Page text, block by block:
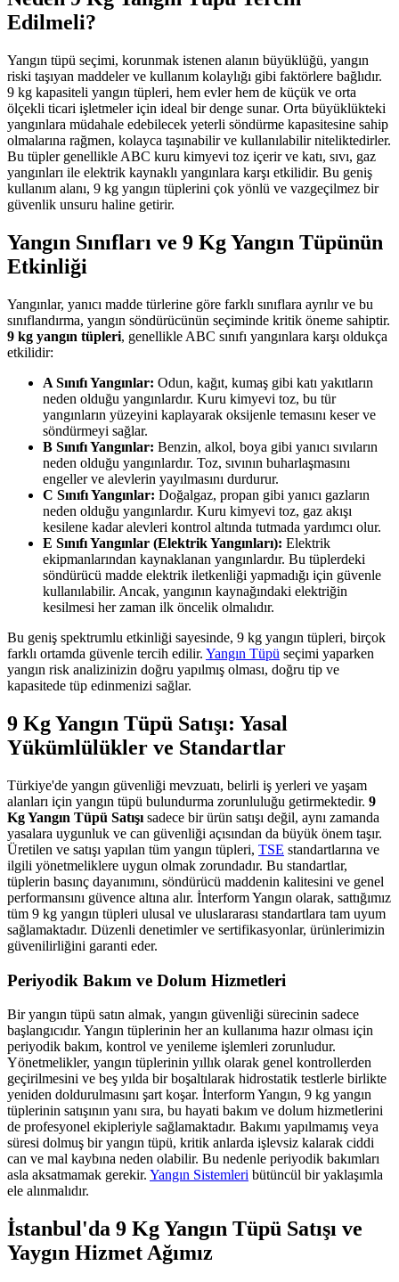
Edilmeli?
Yangın tüpü seçimi, korunmak istenen alanın büyüklüğü, yangın
riski taşıyan maddeler ve kullanım kolaylığı gibi faktörlere bağlıdır.
9 kg kapasiteli yangın tüpleri, hem evler hem de küçük ve orta
ölçekli ticari işletmeler için ideal bir denge sunar. Orta büyüklükteki
yangınlara müdahale edebilecek yeterli söndürme kapasitesine sahip
olmalarına rağmen, kolayca taşınabilir ve kullanılabilir niteliktedirler.
Bu tüpler genellikle ABC kuru kimyevi toz içerir ve katı, sıvı, gaz
yangınları ile elektrik kaynaklı yangınlara karşı etkilidir. Bu geniş
kullanım alanı, 9 kg yangın tüplerini çok yönlü ve vazgeçilmez bir
güvenlik unsuru haline getirir.
Yangın Sınıfları ve 9 Kg Yangın Tüpünün
Etkinliği
Yangınlar, yanıcı madde türlerine göre farklı sınıflara ayrılır ve bu
sınıflandırma, yangın söndürücünün seçiminde kritik öneme sahiptir.
9 kg yangın tüpleri, genellikle ABC sınıfı yangınlara karşı oldukça
etkilidir:
A Sınıfı Yangınlar: Odun, kağıt, kumaş gibi katı yakıtların
neden olduğu yangınlardır. Kuru kimyevi toz, bu tür
yangınların yüzeyini kaplayarak oksijenle temasını keser ve
söndürmeyi sağlar.
B Sınıfı Yangınlar: Benzin, alkol, boya gibi yanıcı sıvıların
neden olduğu yangınlardır. Toz, sıvının buharlaşmasını
engeller ve alevlerin yayılmasını durdurur.
C Sınıfı Yangınlar: Doğalgaz, propan gibi yanıcı gazların
neden olduğu yangınlardır. Kuru kimyevi toz, gaz akışı
kesilene kadar alevleri kontrol altında tutmada yardımcı olur.
E Sınıfı Yangınlar (Elektrik Yangınları): Elektrik
ekipmanlarından kaynaklanan yangınlardır. Bu tüplerdeki
söndürücü madde elektrik iletkenliği yapmadığı için güvenle
kullanılabilir. Ancak, yangının kaynağındaki elektriğin
kesilmesi her zaman ilk öncelik olmalıdır.
Bu geniş spektrumlu etkinliği sayesinde, 9 kg yangın tüpleri, birçok
farklı ortamda güvenle tercih edilir. Yangın Tüpü seçimi yaparken
yangın risk analizinizin doğru yapılmış olması, doğru tip ve
kapasitede tüp edinmenizi sağlar.
9 Kg Yangın Tüpü Satışı: Yasal
Yükümlülükler ve Standartlar
Türkiye'de yangın güvenliği mevzuatı, belirli iş yerleri ve yaşam
alanları için yangın tüpü bulundurma zorunluluğu getirmektedir. 9
Kg Yangın Tüpü Satışı sadece bir ürün satışı değil, aynı zamanda
yasalara uygunluk ve can güvenliği açısından da büyük önem taşır.
Üretilen ve satışı yapılan tüm yangın tüpleri, TSE standartlarına ve
ilgili yönetmeliklere uygun olmak zorundadır. Bu standartlar,
tüplerin basınç dayanımını, söndürücü maddenin kalitesini ve genel
performansını güvence altına alır. İnterform Yangın olarak, sattığımız
tüm 9 kg yangın tüpleri ulusal ve uluslararası standartlara tam uyum
sağlamaktadır. Düzenli denetimler ve sertifikasyonlar, ürünlerimizin
güvenilirliğini garanti eder.
Periyodik Bakım ve Dolum Hizmetleri
Bir yangın tüpü satın almak, yangın güvenliği sürecinin sadece
başlangıcıdır. Yangın tüplerinin her an kullanıma hazır olması için
periyodik bakım, kontrol ve yenileme işlemleri zorunludur.
Yönetmelikler, yangın tüplerinin yıllık olarak genel kontrollerden
geçirilmesini ve beş yılda bir boşaltılarak hidrostatik testlerle birlikte
yeniden doldurulmasını şart koşar. İnterform Yangın, 9 kg yangın
tüplerinin satışının yanı sıra, bu hayati bakım ve dolum hizmetlerini
de profesyonel ekipleriyle sağlamaktadır. Bakımı yapılmamış veya
süresi dolmuş bir yangın tüpü, kritik anlarda işlevsiz kalarak ciddi
can ve mal kaybına neden olabilir. Bu nedenle periyodik bakımları
asla aksatmamak gerekir. Yangın Sistemleri bütüncül bir yaklaşımla
ele alınmalıdır.
İstanbul'da 9 Kg Yangın Tüpü Satışı ve
Yaygın Hizmet Ağımız